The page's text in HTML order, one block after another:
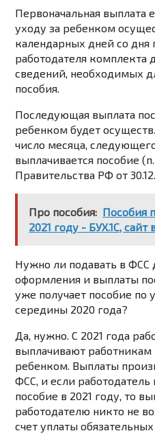
Первоначальная выплата
уходу за ребенком
календарных дней со дня
работодателя комплекта
сведений, необходимых
пособия.
Последующая выплата
ребенком будет
число месяца,
выплачивается пособие
Правительства РФ от
Про пособия: Пособия
2021 году - БУХ.1С,
Нужно ли подавать в ФСС
оформления и выплаты
уже получает пособие по
середины 2020 года?
Да, нужно. С 2021 года
выплачивают работникам
ребенком. Выплаты
ФСС, и если
пособие в 2021 году, то
работодателю никто не
счет уплаты